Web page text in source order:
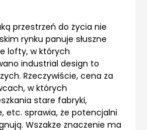
przestrzeń do życia nie
rynku panuje słuszne
lofty, w których
industrial design to
Rzeczywiście, cena za
w których
stare fabryki,
etc. sprawia, że potencjalni
Wszakże znaczenie ma